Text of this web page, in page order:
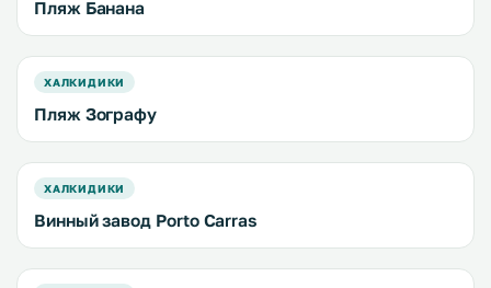
Пляж Банана
ХАЛКИДИКИ
Пляж Зографу
ХАЛКИДИКИ
Винный завод Porto Carras